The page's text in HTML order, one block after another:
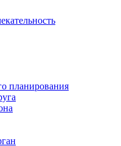
планирования